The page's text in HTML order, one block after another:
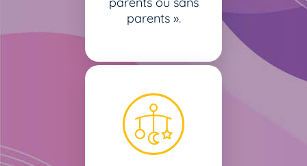
parents ».